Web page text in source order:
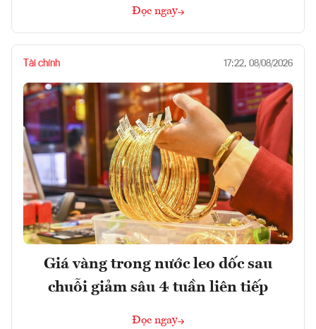
Đọc ngay
Tài chính 17:22, 08/08/2026
Giá vàng trong nước leo dốc sau
chuỗi giảm sâu 4 tuần liên tiếp
Đọc ngay